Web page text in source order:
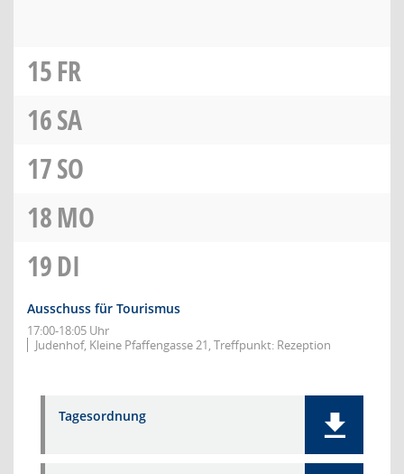
15FR
16SA
17SO
18MO
19DI
Ausschuss für Tourismus
17:00-18:05 Uhr
Judenhof, Kleine Pfaffengasse 21, Treffpunkt: Rezeption
Tagesordnung